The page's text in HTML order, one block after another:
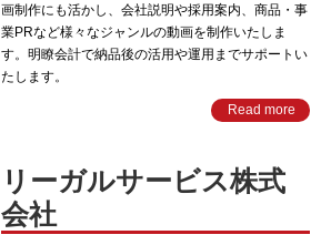
画制作にも活かし、会社説明や採用案内、商品・事
業PRなど様々なジャンルの動画を制作いたしま
す。明瞭会計で納品後の活用や運用までサポートい
たします。
Read more
リーガルサービス株式
会社